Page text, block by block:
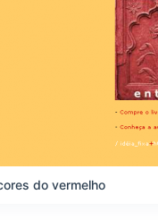
do vermelho